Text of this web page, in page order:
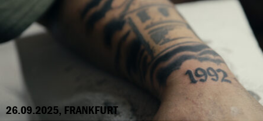
26.09.2025, FRANKFURT